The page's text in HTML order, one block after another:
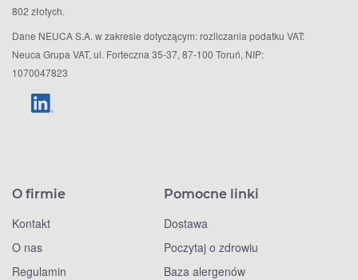
802 złotych.
Dane NEUCA S.A. w zakresie dotyczącym: rozliczania podatku VAT:
Neuca Grupa VAT, ul. Forteczna 35-37, 87-100 Toruń, NIP:
1070047823
O firmie
Kontakt
O nas
Regulamin
Pomocne linki
Dostawa
Poczytaj o zdrowiu
Baza alergenów